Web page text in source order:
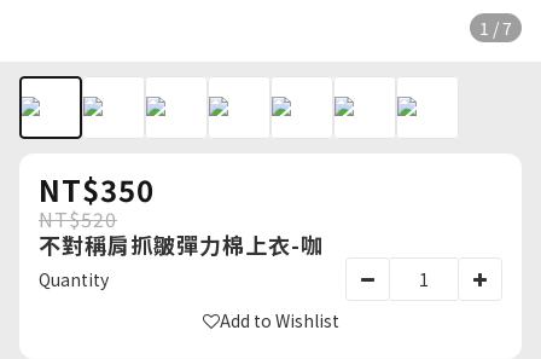
1 / 7
NT$350
NT$520
不對稱肩抓皺彈力棉上衣-咖
Quantity
Add to Wishlist